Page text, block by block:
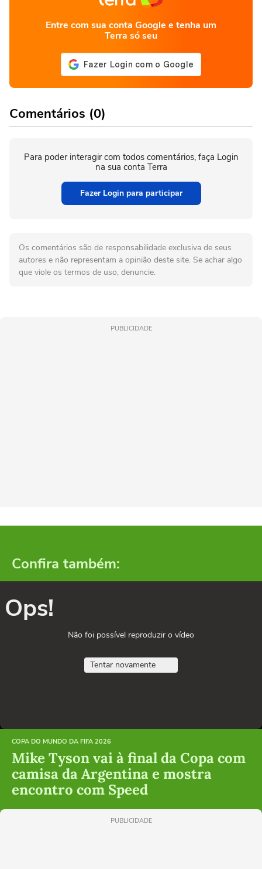
Entre com sua conta Google e tenha um
Terra só seu
Comentários (0)
Para poder interagir com todos comentários, faça Login
na sua conta Terra
Fazer Login para participar
Os comentários são de responsabilidade exclusiva de seus
autores e não representam a opinião deste site. Se achar algo
que viole os termos de uso, denuncie.
PUBLICIDADE
Confira também:
Ops!
Não foi possível reproduzir o vídeo
Tentar novamente
COPA DO MUNDO DA FIFA 2026
Mike Tyson vai à final da Copa com
camisa da Argentina e mostra
encontro com Speed
PUBLICIDADE